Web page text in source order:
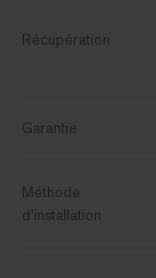
Récupération
Garantie
Méthode
d’installation